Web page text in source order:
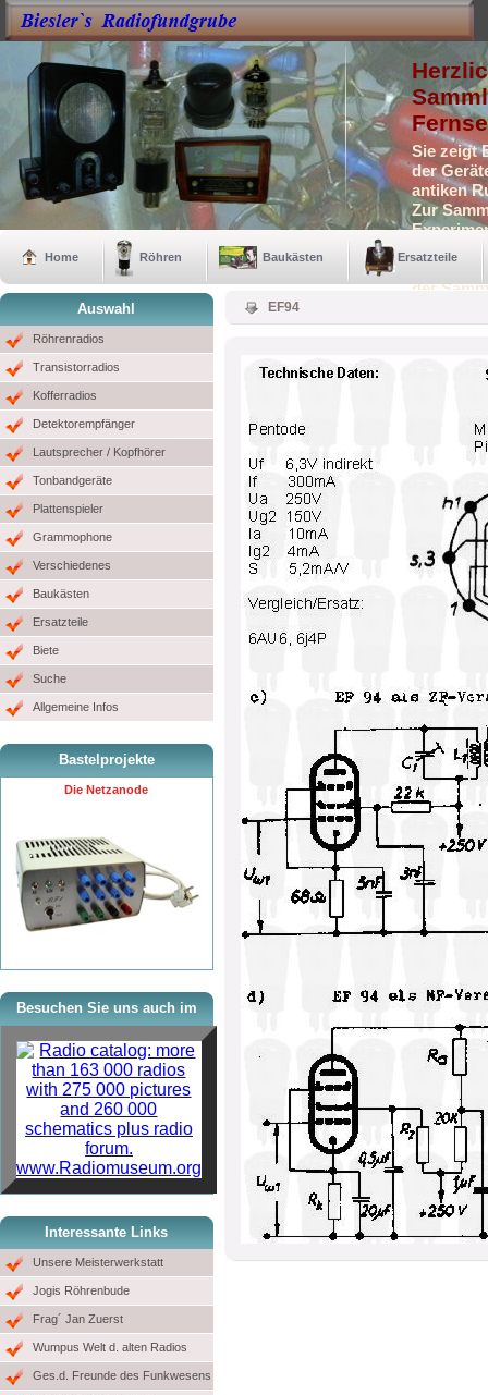
Sie zeigt
der
antiken
Zur
der
Home Röhren Baukästen Ersatzteile
Auswahl
Röhrenradios
Transistorradios
Kofferradios
Detektorempfänger
Lautsprecher / Kopfhörer
Tonbandgeräte
Plattenspieler
Grammophone
Verschiedenes
Baukästen
Ersatzteile
Biete
Suche
Allgemeine Infos
Bastelprojekte
Die Netzanode
Besuchen Sie uns auch im
www.Radiomuseum.org
Interessante Links
Unsere Meisterwerkstatt
Jogis Röhrenbude
Frag´ Jan Zuerst
Wumpus Welt d. alten Radios
Ges.d. Freunde des Funkwesens
EF94